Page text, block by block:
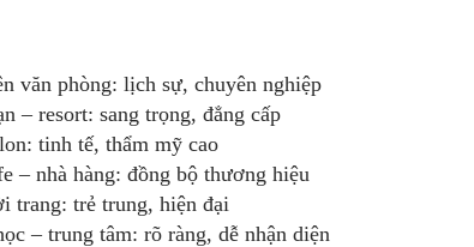
văn phòng: lịch sự, chuyên nghiệp
– resort: sang trọng, đẳng cấp
tinh tế, thẩm mỹ cao
– nhà hàng: đồng bộ thương hiệu
trang: trẻ trung, hiện đại
– trung tâm: rõ ràng, dễ nhận diện